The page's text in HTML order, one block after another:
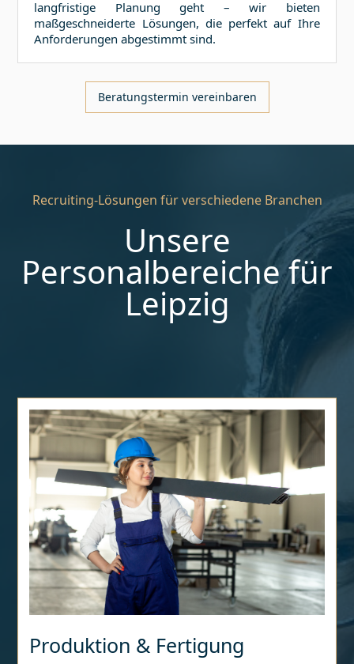
langfristige Planung geht – wir bieten
maßgeschneiderte Lösungen, die perfekt auf Ihre
Anforderungen abgestimmt sind.
Beratungstermin vereinbaren
Recruiting-Lösungen für verschiedene Branchen
Unsere
Personalbereiche für
Leipzig
Produktion & Fertigung